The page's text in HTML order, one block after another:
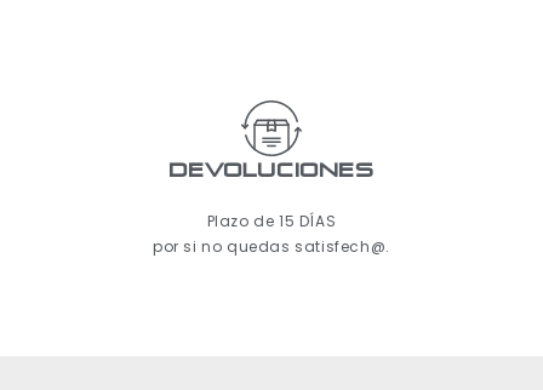
Devoluciones
Plazo de 15 DÍAS
por si no quedas satisfech@.